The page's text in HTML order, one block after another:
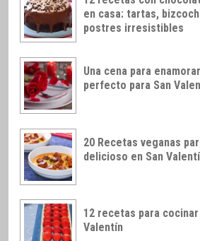
en casa: tartas,
postres irresistibles
Una cena para
perfecto para San
20 Recetas veganas
delicioso en San
12 recetas para
Valentín